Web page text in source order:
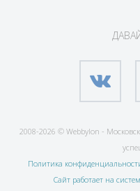
2008-2026 © Webbylon -
Политика
Сайт работает на